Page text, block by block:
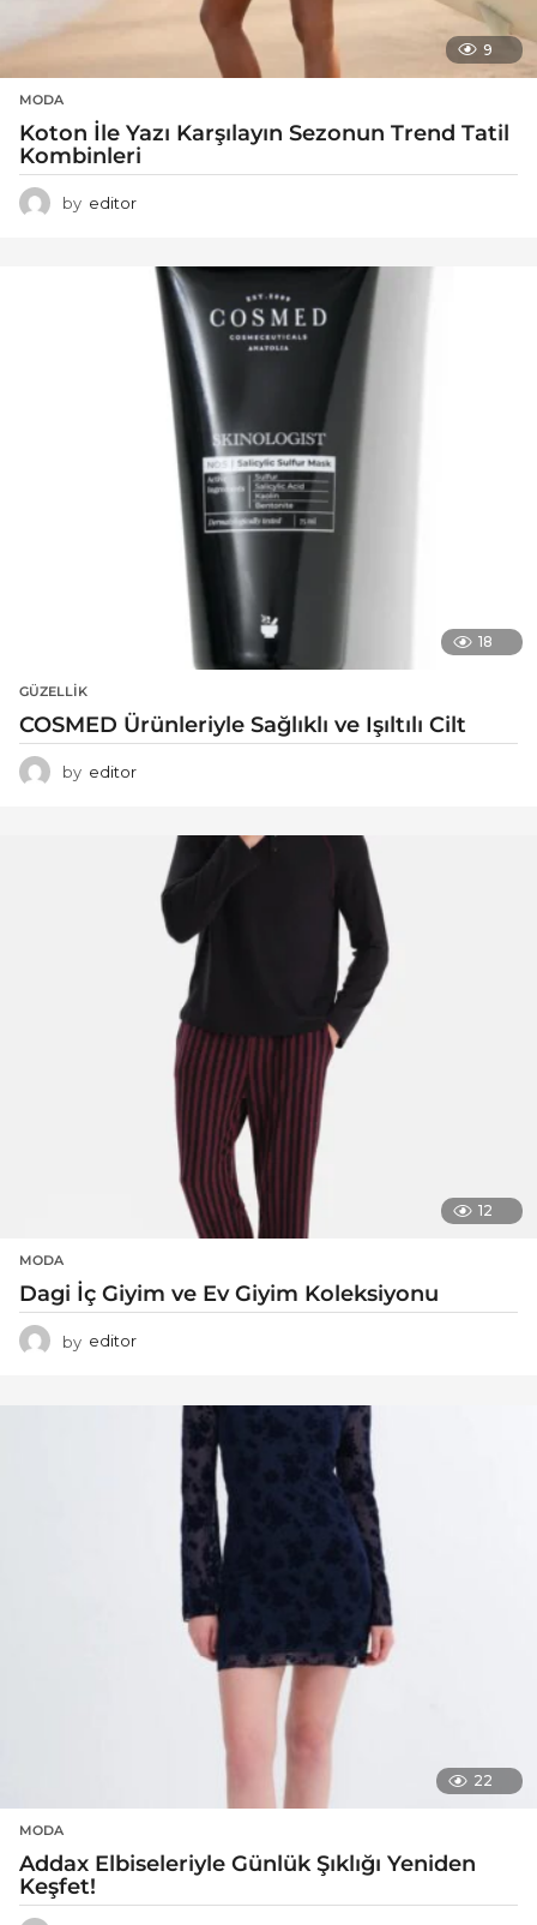
9
MODA
Koton İle Yazı Karşılayın Sezonun Trend Tatil
Kombinleri
by editor
18
GÜZELLIK
COSMED Ürünleriyle Sağlıklı ve Işıltılı Cilt
by editor
12
MODA
Dagi İç Giyim ve Ev Giyim Koleksiyonu
by editor
22
MODA
Addax Elbiseleriyle Günlük Şıklığı Yeniden
Keşfet!